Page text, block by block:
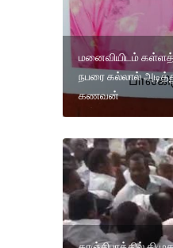
மனைவியிடம்
நபரை கல்லால்
கணவன்